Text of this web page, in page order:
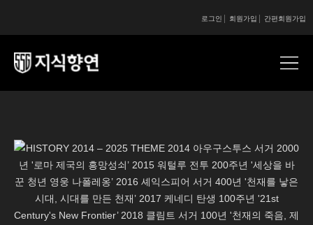
간편회원가입
회원가입
로그인